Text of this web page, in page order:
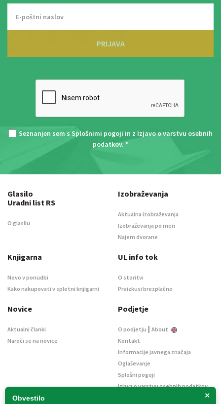
PRIJAVA
Seznanjen sem s Splošnimi pogoji in z Izjavo o varstvu osebnih
podatkov. *
×
Obvestilo
Glasilo
Uradni list RS
O glasilu
Izobraževanja
Aktualna izobraževanja
Izobraževanja po meri
Najem dvorane
Knjigarna
Novo v ponudbi
Kako nakupovati v spletni knjigarni
UL info tok
O storitvi
Preizkusi brezplačno
Novice
Aktualni članki
Naroči se na novice
Podjetje
O podjetju | About
Kontakt
Informacije javnega značaja
Oglaševanje
Splošni pogoji
Izjava o varstvu osebnih podatkov